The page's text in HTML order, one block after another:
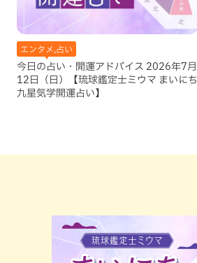
エンタメ,占い
今日の占い・開運アドバイス 2026年7月
12日（日）【琉球鑑定士ミウマ まいにち
九星気学開運占い】